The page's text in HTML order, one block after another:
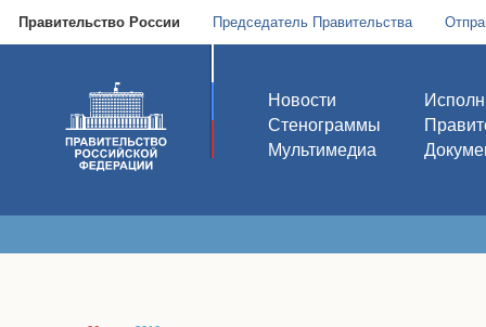
Правительство России Председатель Правительства
Новости
Стенограммы
Мультимедиа